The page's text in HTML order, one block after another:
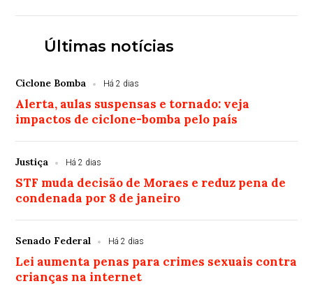
Últimas notícias
Ciclone Bomba Há 2 dias
Alerta, aulas suspensas e tornado: veja
impactos de ciclone-bomba pelo país
Justiça Há 2 dias
STF muda decisão de Moraes e reduz pena de
condenada por 8 de janeiro
Senado Federal Há 2 dias
Lei aumenta penas para crimes sexuais contra
crianças na internet